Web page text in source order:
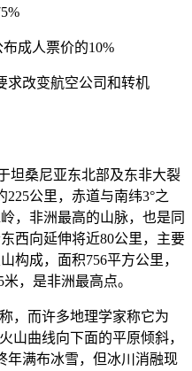
成人票价的10%
求改变航空公司和转机
坦桑尼亚东北部及东非大裂
公里，赤道与南纬3°之
，非洲最高的山脉，也是同
西向延伸将近80公里，主要
构成，面积756平方公里，
，是非洲最高点。
，而许多地理学家称它为
山曲线向下面的平原倾斜，
年满布冰雪，但冰川消融现